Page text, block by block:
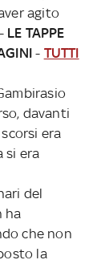
agito
- LE TAPPE
- TUTTI
davanti
era
si era
del
ha
che non
la